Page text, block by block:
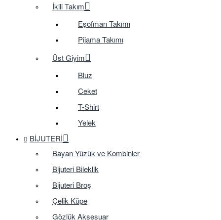
İkili Takım
Eşofman Takımı
Pijama Takımı
Üst Giyim
Bluz
Ceket
T-Shirt
Yelek
BIJUTERI
Bayan Yüzük ve Kombinler
Bijuteri Bileklik
Bijuteri Broş
Çelik Küpe
Gözlük Aksesuar